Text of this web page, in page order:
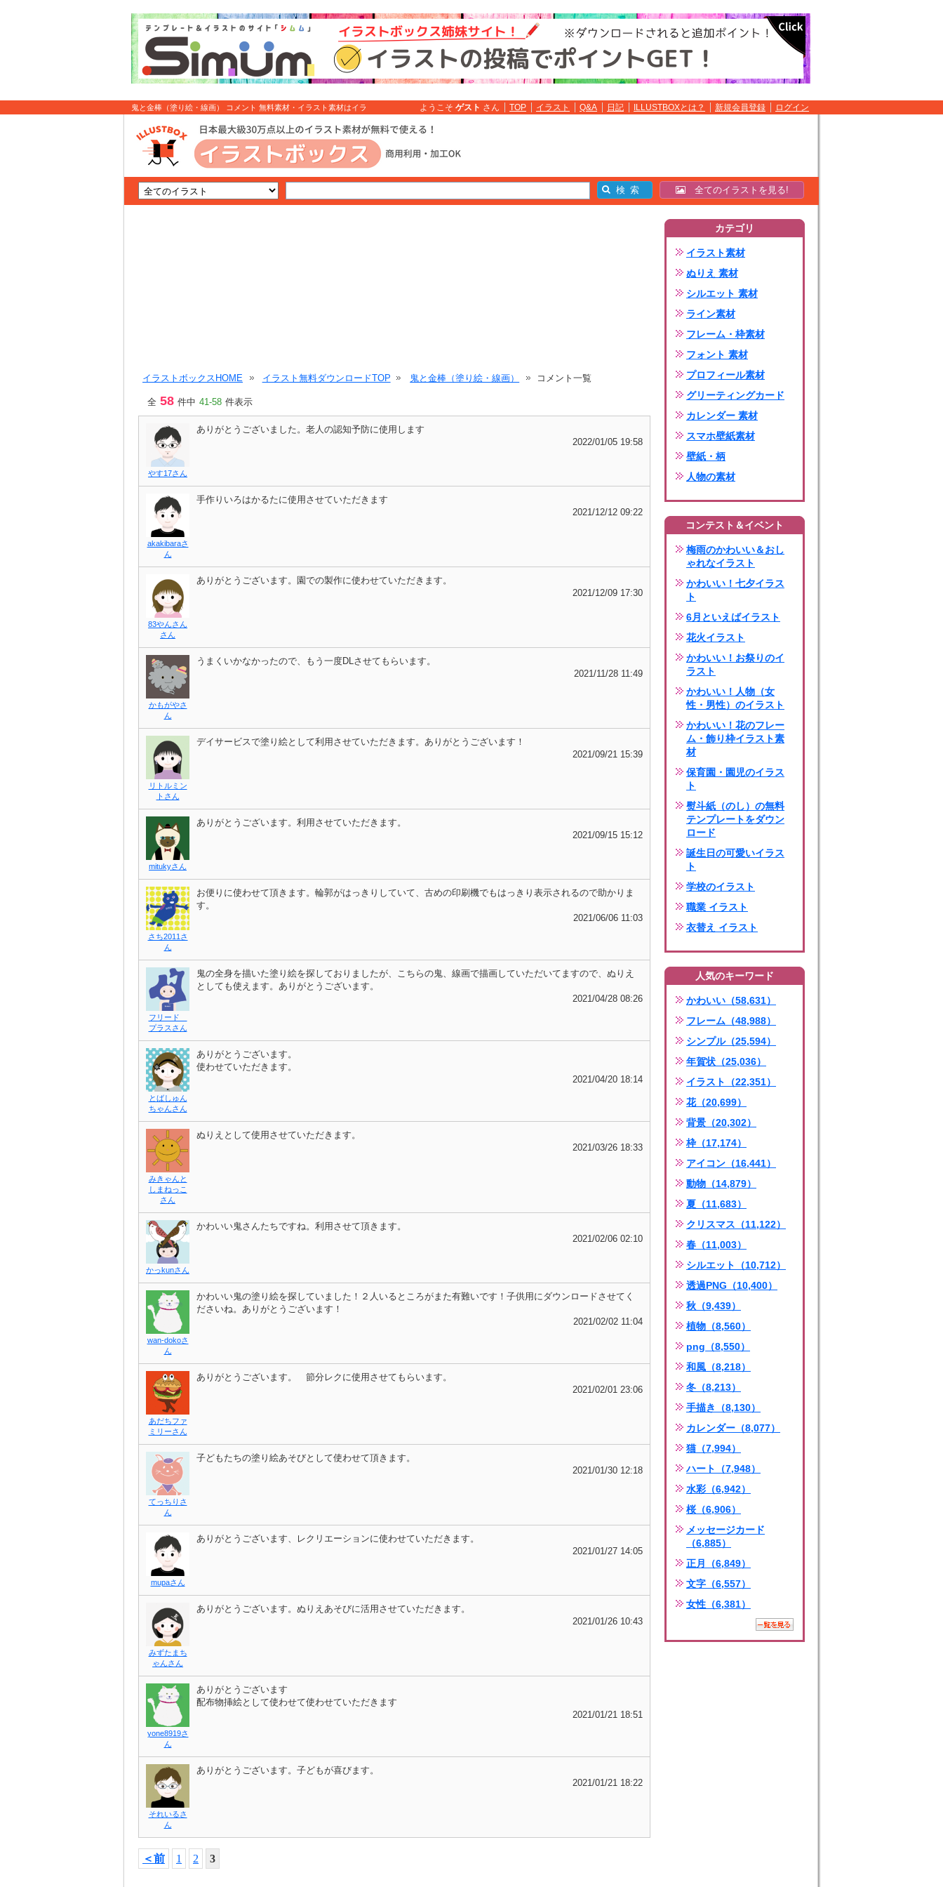
鬼と金棒（塗り絵・線画） コメント 無料素材・イラスト素材はイラ
ようこそ ゲスト さん TOP イラスト Q&A 日記 ILLUSTBOXとは？ 新規会員登録 ログイン
全てのイラストを見る!
イラストボックスHOME イラスト無料ダウンロードTOP 鬼と金棒（塗り絵・線画） コメント一覧
全 58 件中 41-58 件表示
やす17さん
ありがとうございました。老人の認知予防に使用します
2022/01/05 19:58
akakibaraさ
ん
手作りいろはかるたに使用させていただきます
2021/12/12 09:22
83やんさん
さん
ありがとうございます。園での製作に使わせていただきます。
2021/12/09 17:30
かもがやさ
ん
うまくいかなかったので、もう一度DLさせてもらいます。
2021/11/28 11:49
リトルミン
トさん
デイサービスで塗り絵として利用させていただきます。ありがとうございます！
2021/09/21 15:39
mitukyさん
ありがとうございます。利用させていただきます。
2021/09/15 15:12
さち2011さ
ん
お便りに使わせて頂きます。輪郭がはっきりしていて、古めの印刷機でもはっきり表示されるので助かりま
す。
2021/06/06 11:03
フリード
プラスさん
鬼の全身を描いた塗り絵を探しておりましたが、こちらの鬼、線画で描画していただいてますので、ぬりえ
としても使えます。ありがとうございます。
2021/04/28 08:26
とばしゅん
ちゃんさん
ありがとうございます。
使わせていただきます。
2021/04/20 18:14
みきゃんと
しまねっこ
さん
ぬりえとして使用させていただきます。
2021/03/26 18:33
かっkunさん
かわいい鬼さんたちですね。利用させて頂きます。
2021/02/06 02:10
wan-dokoさ
ん
かわいい鬼の塗り絵を探していました！２人いるところがまた有難いです！子供用にダウンロードさせてく
ださいね。ありがとうございます！
2021/02/02 11:04
あだちファ
ミリーさん
ありがとうございます。 節分レクに使用させてもらいます。
2021/02/01 23:06
てっちりさ
ん
子どもたちの塗り絵あそびとして使わせて頂きます。
2021/01/30 12:18
mupaさん
ありがとうございます、レクリエーションに使わせていただきます。
2021/01/27 14:05
みずたまち
ゃんさん
ありがとうございます。ぬりえあそびに活用させていただきます。
2021/01/26 10:43
yone8919さ
ん
ありがとうございます
配布物挿絵として使わせて使わせていただきます
2021/01/21 18:51
それいるさ
ん
ありがとうございます。子どもが喜びます。
2021/01/21 18:22
＜前 1 2 3
カテゴリ
イラスト素材
ぬりえ 素材
シルエット 素材
ライン素材
フレーム・枠素材
フォント 素材
プロフィール素材
グリーティングカード
カレンダー 素材
スマホ壁紙素材
壁紙・柄
人物の素材
コンテスト＆イベント
梅雨のかわいい＆おし
ゃれなイラスト
かわいい！七夕イラス
ト
6月といえばイラスト
花火イラスト
かわいい！お祭りのイ
ラスト
かわいい！人物（女
性・男性）のイラスト
かわいい！花のフレー
ム・飾り枠イラスト素
材
保育園・園児のイラス
ト
熨斗紙（のし）の無料
テンプレートをダウン
ロード
誕生日の可愛いイラス
ト
学校のイラスト
職業 イラスト
衣替え イラスト
人気のキーワード
かわいい（58,631）
フレーム（48,988）
シンプル（25,594）
年賀状（25,036）
イラスト（22,351）
花（20,699）
背景（20,302）
枠（17,174）
アイコン（16,441）
動物（14,879）
夏（11,683）
クリスマス（11,122）
春（11,003）
シルエット（10,712）
透過PNG（10,400）
秋（9,439）
植物（8,560）
png（8,550）
和風（8,218）
冬（8,213）
手描き（8,130）
カレンダー（8,077）
猫（7,994）
ハート（7,948）
水彩（6,942）
桜（6,906）
メッセージカード
（6,885）
正月（6,849）
文字（6,557）
女性（6,381）